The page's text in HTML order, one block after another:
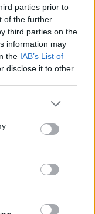
parties prior to
of the further
third parties on the
information may
the IAB’s List of
disclose it to other
meses por un
de Vera Cabrera